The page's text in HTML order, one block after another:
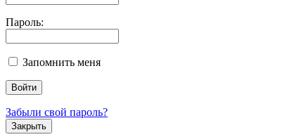
Пароль:
Запомнить меня
Забыли свой пароль?
Закрыть